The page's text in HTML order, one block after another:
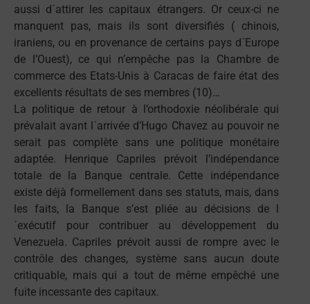
aussi d´attirer les capitaux étrangers. Or ceux-ci ne
manquent pas, mais ils sont diversifiés ( chinois,
iraniens, ou en provenance de certains pays d´Europe
de l’Ouest), ce qui n’empêche pas la Chambre de
commerce des Etats-Unis à Caracas de faire état des
excellents résultats de ses membres (10)…
La politique de retour à l’orthodoxie néolibérale qui
prévalait avant l´arrivée d’Hugo Chavez au pouvoir ne
serait pas complète sans une politique monétaire
adaptée. Henrique Capriles prévoit l’indépendance
totale de la Banque centrale. Cette indépendance
existe déjà formellement dans ses statuts, mais, dans
les faits, la Banque s’est pliée au décisions de l
´exécutif pour contribuer au développement du
Venezuela. Capriles prévoit aussi de rompre avec le
contrôle des changes, système sans aucun doute
critiquable, mais qui a tout de même empêché une
fuite incessante des capitaux.